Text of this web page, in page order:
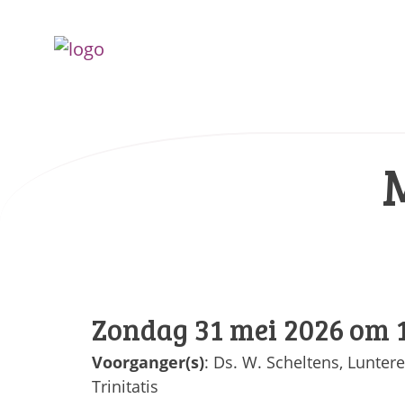
Zondag 31 mei 2026 om
Voorganger(s): Ds. W. Scheltens,
Trinitatis